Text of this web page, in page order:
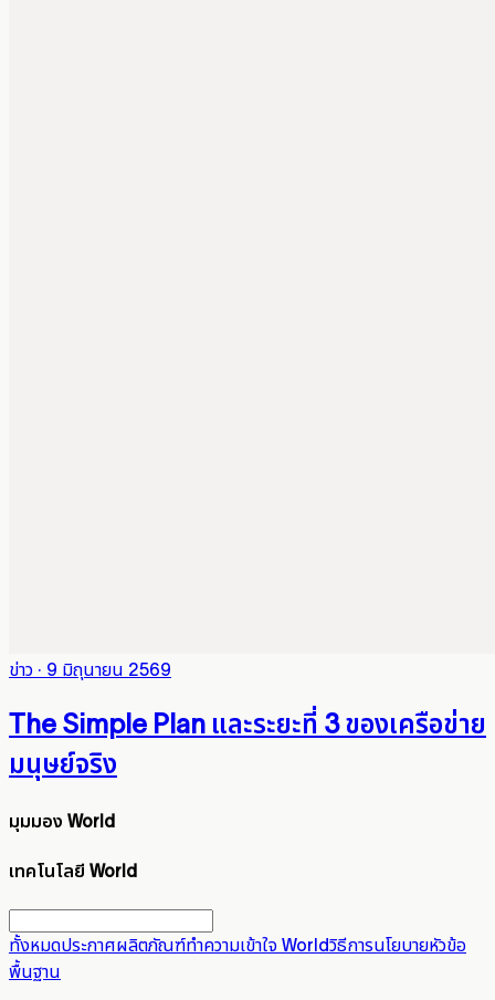
ข่าว · 9 มิถุนายน 2569
The Simple Plan และระยะที่ 3 ของเครือข่าย
มนุษย์จริง
มุมมอง World
เทคโนโลยี World
ทั้งหมดประกาศผลิตภัณฑ์ทำความเข้าใจ Worldวิธีการนโยบายหัวข้อ
พื้นฐาน